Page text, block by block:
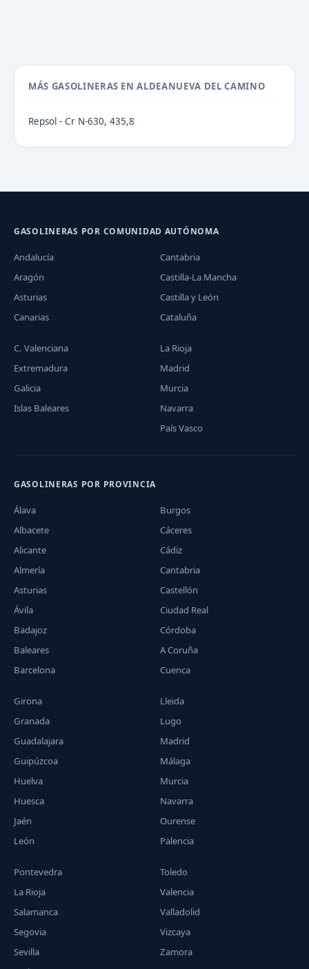
MÁS GASOLINERAS EN ALDEANUEVA DEL CAMINO
Repsol - Cr N-630, 435,8
GASOLINERAS POR COMUNIDAD AUTÓNOMA
Andalucía
Aragón
Asturias
Canarias
Cantabria
Castilla-La Mancha
Castilla y León
Cataluña
C. Valenciana
Extremadura
Galicia
Islas Baleares
La Rioja
Madrid
Murcia
Navarra
País Vasco
GASOLINERAS POR PROVINCIA
Álava
Albacete
Alicante
Almería
Asturias
Ávila
Badajoz
Baleares
Barcelona
Burgos
Cáceres
Cádiz
Cantabria
Castellón
Ciudad Real
Córdoba
A Coruña
Cuenca
Girona
Granada
Guadalajara
Guipúzcoa
Huelva
Huesca
Jaén
León
Lleida
Lugo
Madrid
Málaga
Murcia
Navarra
Ourense
Palencia
Pontevedra
La Rioja
Salamanca
Segovia
Sevilla
Toledo
Valencia
Valladolid
Vizcaya
Zamora